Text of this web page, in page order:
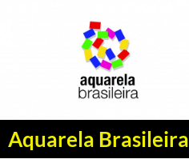
Aquarela Brasileira
Pesquisar
PULAR